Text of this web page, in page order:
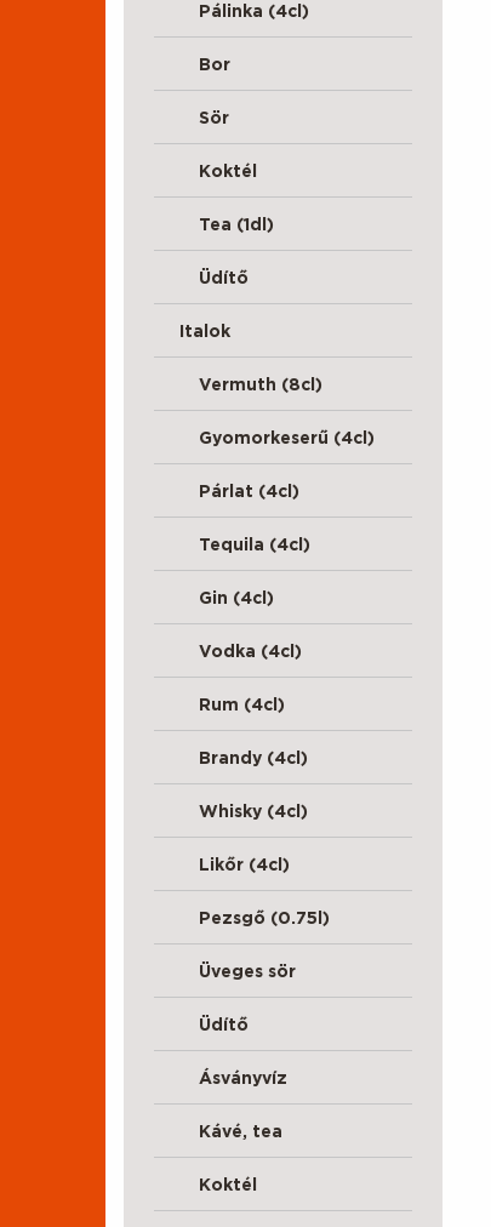
Pálinka (4cl)
Bor
Sör
Koktél
Tea (1dl)
Üdítő
Italok
Vermuth (8cl)
Gyomorkeserű (4cl)
Párlat (4cl)
Tequila (4cl)
Gin (4cl)
Vodka (4cl)
Rum (4cl)
Brandy (4cl)
Whisky (4cl)
Likőr (4cl)
Pezsgő (0.75l)
Üveges sör
Üdítő
Ásványvíz
Kávé, tea
Koktél